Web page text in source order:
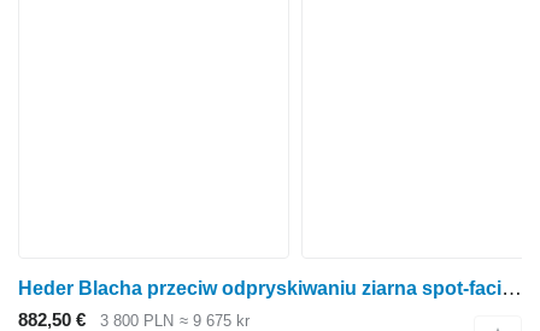
Heder Blacha przeciw odpryskiwaniu ziarna spot-facing till Claas C600 skördetröska
882,50 € 3 800 PLN ≈ 9 675 kr